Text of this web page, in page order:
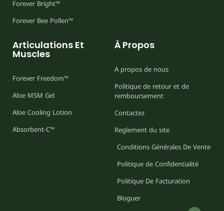
Forever Bright™
Forever Bee Pollen™
Articulations Et
Muscles
Forever Freedom™
Aloe MSM Gel
Aloe Cooling Lotion
Absorbent-C™
À Propos
A propos de nous
Politique de retour et de
remboursement
Contactez
Reglement du site
Conditions Générales De Vente
Politique de Confidentialité
Politique De Facturation
Bloguer